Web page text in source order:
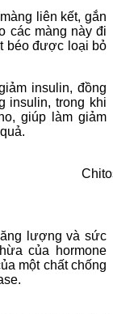
liên kết, gắn
các màng này đi
béo được loại bỏ
insulin, đồng
insulin, trong khi
giúp làm giảm
lượng và sức
của hormone
một chất chống